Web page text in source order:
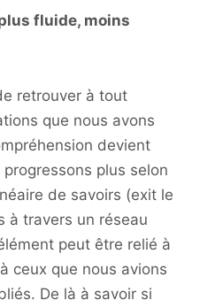
fluide, moins
retrouver à tout
que nous avons
devient
plus selon
de savoirs (exit le
à travers un réseau
peut être relié à
ceux que nous avions
De là à savoir si